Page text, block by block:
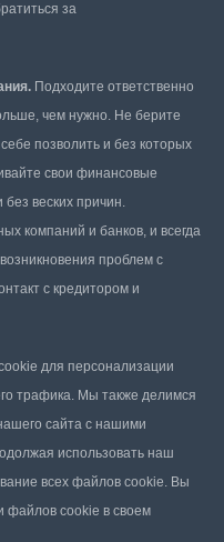
за
Подходите ответственно
чем нужно. Не берите
позволить и без которых
свои финансовые
без веских причин.
компаний и банков, и всегда
проблем с
с кредитором и
для персонализации
трафика. Мы также делимся
сайта с нашими
использовать наш
всех файлов cookie. Вы
файлов cookie в своем